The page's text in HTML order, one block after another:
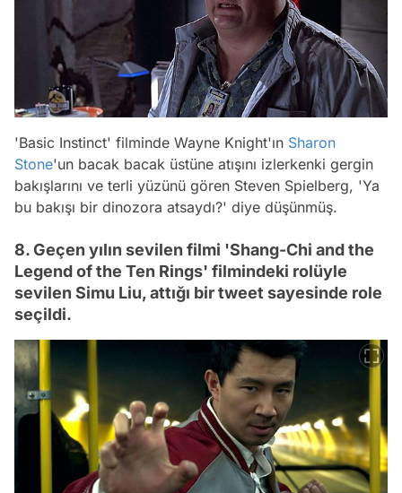
'Basic Instinct' filminde Wayne Knight'ın Sharon
Stone'un bacak bacak üstüne atışını izlerkenki gergin
bakışlarını ve terli yüzünü gören Steven Spielberg, 'Ya
bu bakışı bir dinozora atsaydı?' diye düşünmüş.
8. Geçen yılın sevilen filmi 'Shang-Chi and the
Legend of the Ten Rings' filmindeki rolüyle
sevilen Simu Liu, attığı bir tweet sayesinde role
seçildi.